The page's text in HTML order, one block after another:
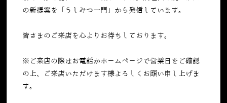
の新提案を「うしみつ一門」から発信しています。
皆さまのご来店を心よりお待ちしております。
※ご来店の際はお電話かホームページで営業日をご確認
の上、ご来店いただけます様よろしくお願い申し上げま
す。